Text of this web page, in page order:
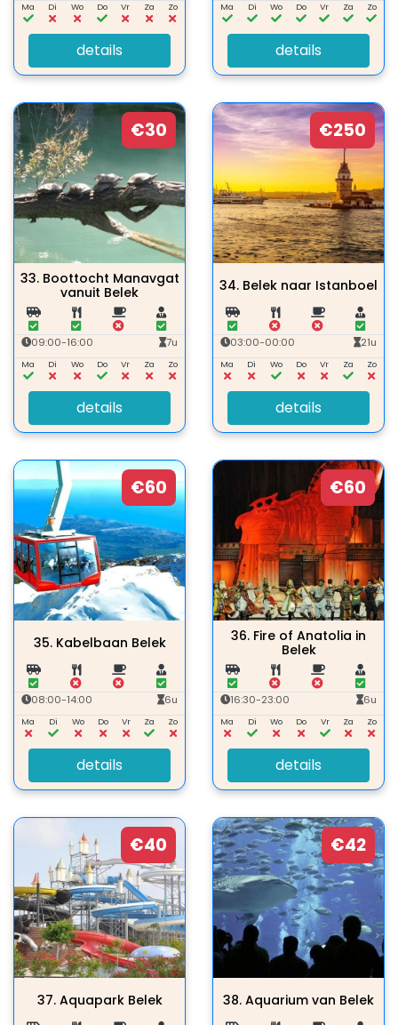
Ma Di Wo Do Vr Za Zo
details
Ma Di Wo Do Vr Za Zo
details
€30
33. Boottocht Manavgat
vanuit Belek
09:00-16:00 7u
Ma Di Wo Do Vr Za Zo
details
€250
34. Belek naar Istanboel
03:00-00:00 21u
Ma Di Wo Do Vr Za Zo
details
€60
35. Kabelbaan Belek
08:00-14:00 6u
Ma Di Wo Do Vr Za Zo
details
€60
36. Fire of Anatolia in
Belek
16:30-23:00 6u
Ma Di Wo Do Vr Za Zo
details
€40
37. Aquapark Belek
€42
38. Aquarium van Belek